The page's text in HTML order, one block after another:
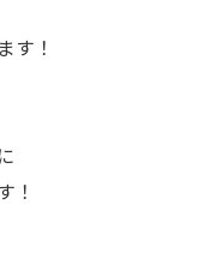
す！
！